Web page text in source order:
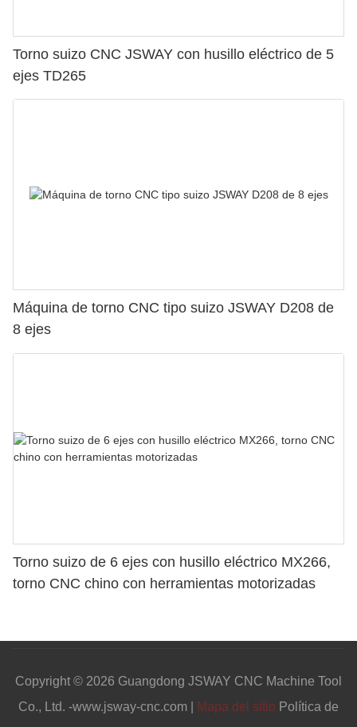
Torno suizo CNC JSWAY con husillo eléctrico de 5
ejes TD265
Máquina de torno CNC tipo suizo JSWAY D208 de
8 ejes
Torno suizo de 6 ejes con husillo eléctrico MX266,
torno CNC chino con herramientas motorizadas
Copyright © 2026 Guangdong JSWAY CNC Machine Tool
Co., Ltd. -www.jsway-cnc.com |
Mapa del sitio Política de